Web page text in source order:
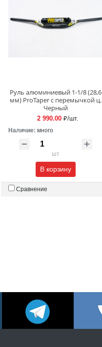
Руль алюминиевый 1-1/8 (28,6
мм) ProTaper c перемычкой ц.
Черный
2 990.00 ₽/шт.
Наличие: много
шт
В корзину
Сравнение